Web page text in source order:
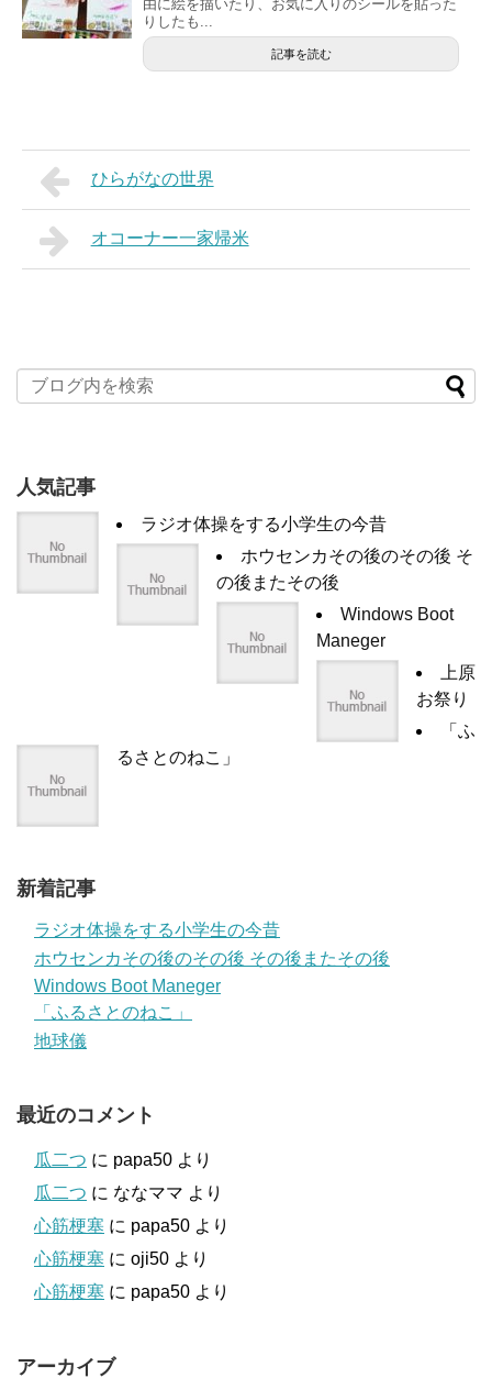
由に絵を描いたり、お気に入りのシールを貼った
りしたも...
記事を読む
ひらがなの世界
オコーナー一家帰米
人気記事
ラジオ体操をする小学生の今昔
ホウセンカその後のその後 そ
の後またその後
Windows Boot
Maneger
上原
お祭り
「ふ
るさとのねこ」
新着記事
ラジオ体操をする小学生の今昔
ホウセンカその後のその後 その後またその後
Windows Boot Maneger
「ふるさとのねこ」
地球儀
最近のコメント
瓜二つ に papa50 より
瓜二つ に ななママ より
心筋梗塞 に papa50 より
心筋梗塞 に oji50 より
心筋梗塞 に papa50 より
アーカイブ